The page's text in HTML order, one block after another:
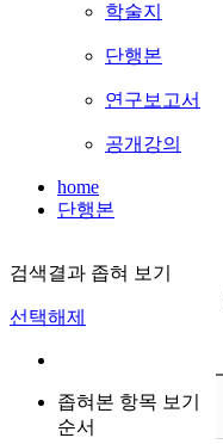
학술지
단행본
연구보고서
공개강의
home
단행본
검색결과 좁혀 보기
선택해제
좁혀본 항목 보기
순서